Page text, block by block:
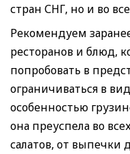
стран СНГ, но и во
Рекомендуем
ресторанов и блюд,
попробовать в
ограничиваться в
особенностью
она преуспела во
салатов, от выпечки